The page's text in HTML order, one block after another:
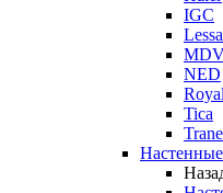
IGC
NED
Tica
Trane